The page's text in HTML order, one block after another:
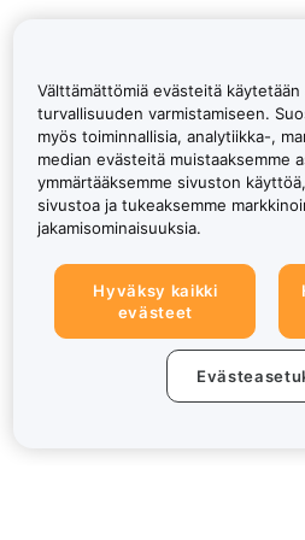
Välttämättömiä evästeitä
turvallisuuden varmistamiseen.
myös toiminnallisia, analytiikka-,
median evästeitä muistaaksemme
ymmärtääksemme sivuston
sivustoa ja tukeaksemme
jakamisominaisuuksia.
Hyväksy kaikki
evästeet